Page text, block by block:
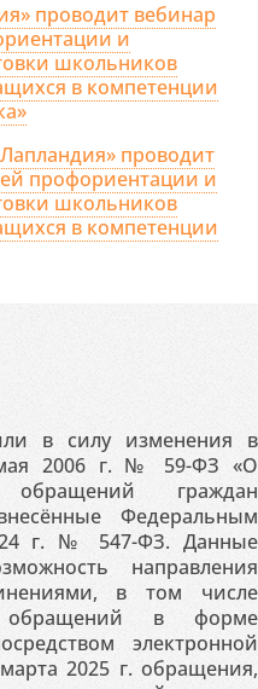
проводит вебинар
и
школьников
в компетенции
проводит
профориентации и
школьников
в компетенции
в силу изменения в
2006 г. № 59-ФЗ «О
обращений граждан
Федеральным
г. № 547-ФЗ. Данные
направления
в том числе
обращений в форме
электронной
2025 г. обращения,